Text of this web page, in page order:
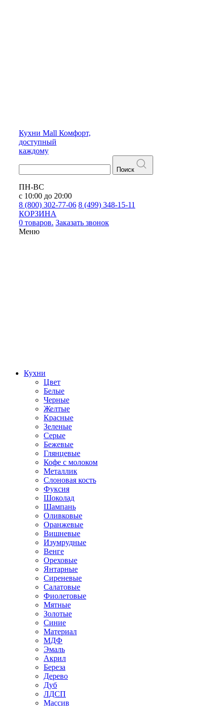
Кухни Mall Комфорт,
доступный
каждому
Поиск
ПН-ВС
с 10:00 до 20:00
8 (800) 302-77-06 8 (499) 348-15-11
КОРЗИНА
0 товаров. Заказать звонок
Меню
Кухни
Цвет
Белые
Черные
Желтые
Красные
Зеленые
Серые
Бежевые
Глянцевые
Кофе с молоком
Металлик
Слоновая кость
Фуксия
Шоколад
Шампань
Оливковые
Оранжевые
Вишневые
Изумрудные
Венге
Ореховые
Янтарные
Сиреневые
Салатовые
Фиолетовые
Мятные
Золотые
Синие
Материал
МДФ
Эмаль
Акрил
Береза
Дерево
Дуб
ЛДСП
Массив